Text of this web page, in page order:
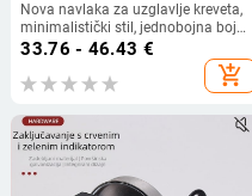
Nova navlaka za uzglavlje kreveta,
minimalistički stil, jednobojna boja,
univerzalna zaštitna navlaka s
potpunim pokrivanjem, otporna na
prašinu
33.76 - 46.43 €
add_shopping_cart